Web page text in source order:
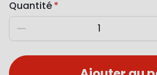
Quantité
Diminuer